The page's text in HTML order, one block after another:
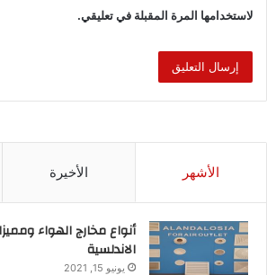
لاستخدامها المرة المقبلة في تعليقي.
الأشهر الأخيرة
أنواع مخارج الهواء
الاندلسية
يونيو 15, 2021